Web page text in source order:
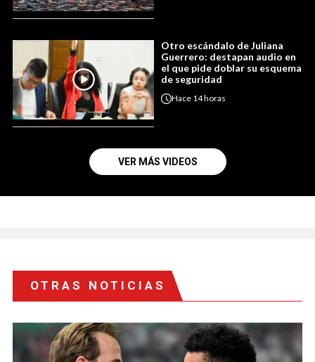
Otro escándalo de Juliana
Guerrero: destapan audio en
el que pide doblar su esquema
de seguridad
Hace 14 horas
VER MÁS VIDEOS
OTRAS NOTICIAS